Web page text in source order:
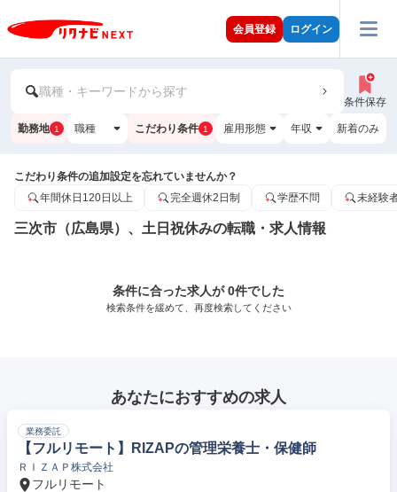
会員登録 ログイン
職種・キーワードから探す
条件保存
勤務地 1 職種 こだわり条件 1 雇用形態 年収 新着のみ
こだわり条件の追加設定を忘れていませんか？
年間休日120日以上
完全週休2日制 学歴不問 未経験
三次市（広島県）、土日祝休みの転職・求人情報
条件に合った求人が 0件でした
検索条件を緩めて、再度検索してください
あなたにおすすめの求人
業務委託
【フルリモート】RIZAPの管理栄養士・保健師
ＲＩＺＡＰ株式会社
フルリモート